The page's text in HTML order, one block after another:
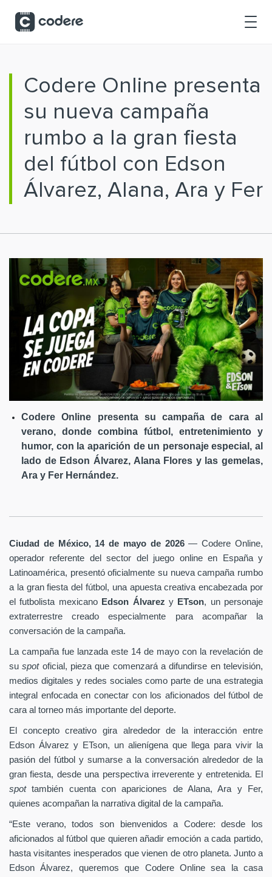
Codere Online presenta
su nueva campaña
rumbo a la gran fiesta
del fútbol con Edson
Álvarez, Alana, Ara y Fer
Codere Online presenta su campaña de cara al
verano, donde combina fútbol, entretenimiento y
humor, con la aparición de un personaje especial, al
lado de Edson Álvarez, Alana Flores y las gemelas,
Ara y Fer Hernández.
Ciudad de México, 14 de mayo de 2026— Codere Online,
operador referente del sector del juego online en España y
Latinoamérica, presentó oficialmente su nueva campaña rumbo
a la gran fiesta del fútbol, una apuesta creativa encabezada por
el futbolista mexicano Edson Álvarez yETson, un personaje
extraterrestre creado especialmente para acompañar la
conversación de la campaña.
La campaña fue lanzada este 14 de mayo con la revelación de
suspot oficial, pieza que comenzará a difundirse en televisión,
medios digitales y redes sociales como parte de una estrategia
integral enfocada en conectar con los aficionados del fútbol de
cara al torneo más importante del deporte.
El concepto creativo gira alrededor de la interacción entre
Edson Álvarez y ETson, un alienígena que llega para vivir la
pasión del fútbol y sumarse a la conversación alrededor de la
gran fiesta, desde una perspectiva irreverente y entretenida. El
spottambién cuenta con apariciones de Alana, Ara y Fer,
quienes acompañan la narrativa digital de la campaña.
“Este verano, todos son bienvenidos a Codere: desde los
aficionados al fútbol que quieren añadir emoción a cada partido,
hasta visitantes inesperados que vienen de otro planeta. Junto a
Edson Álvarez, queremos que Codere Online sea la casa